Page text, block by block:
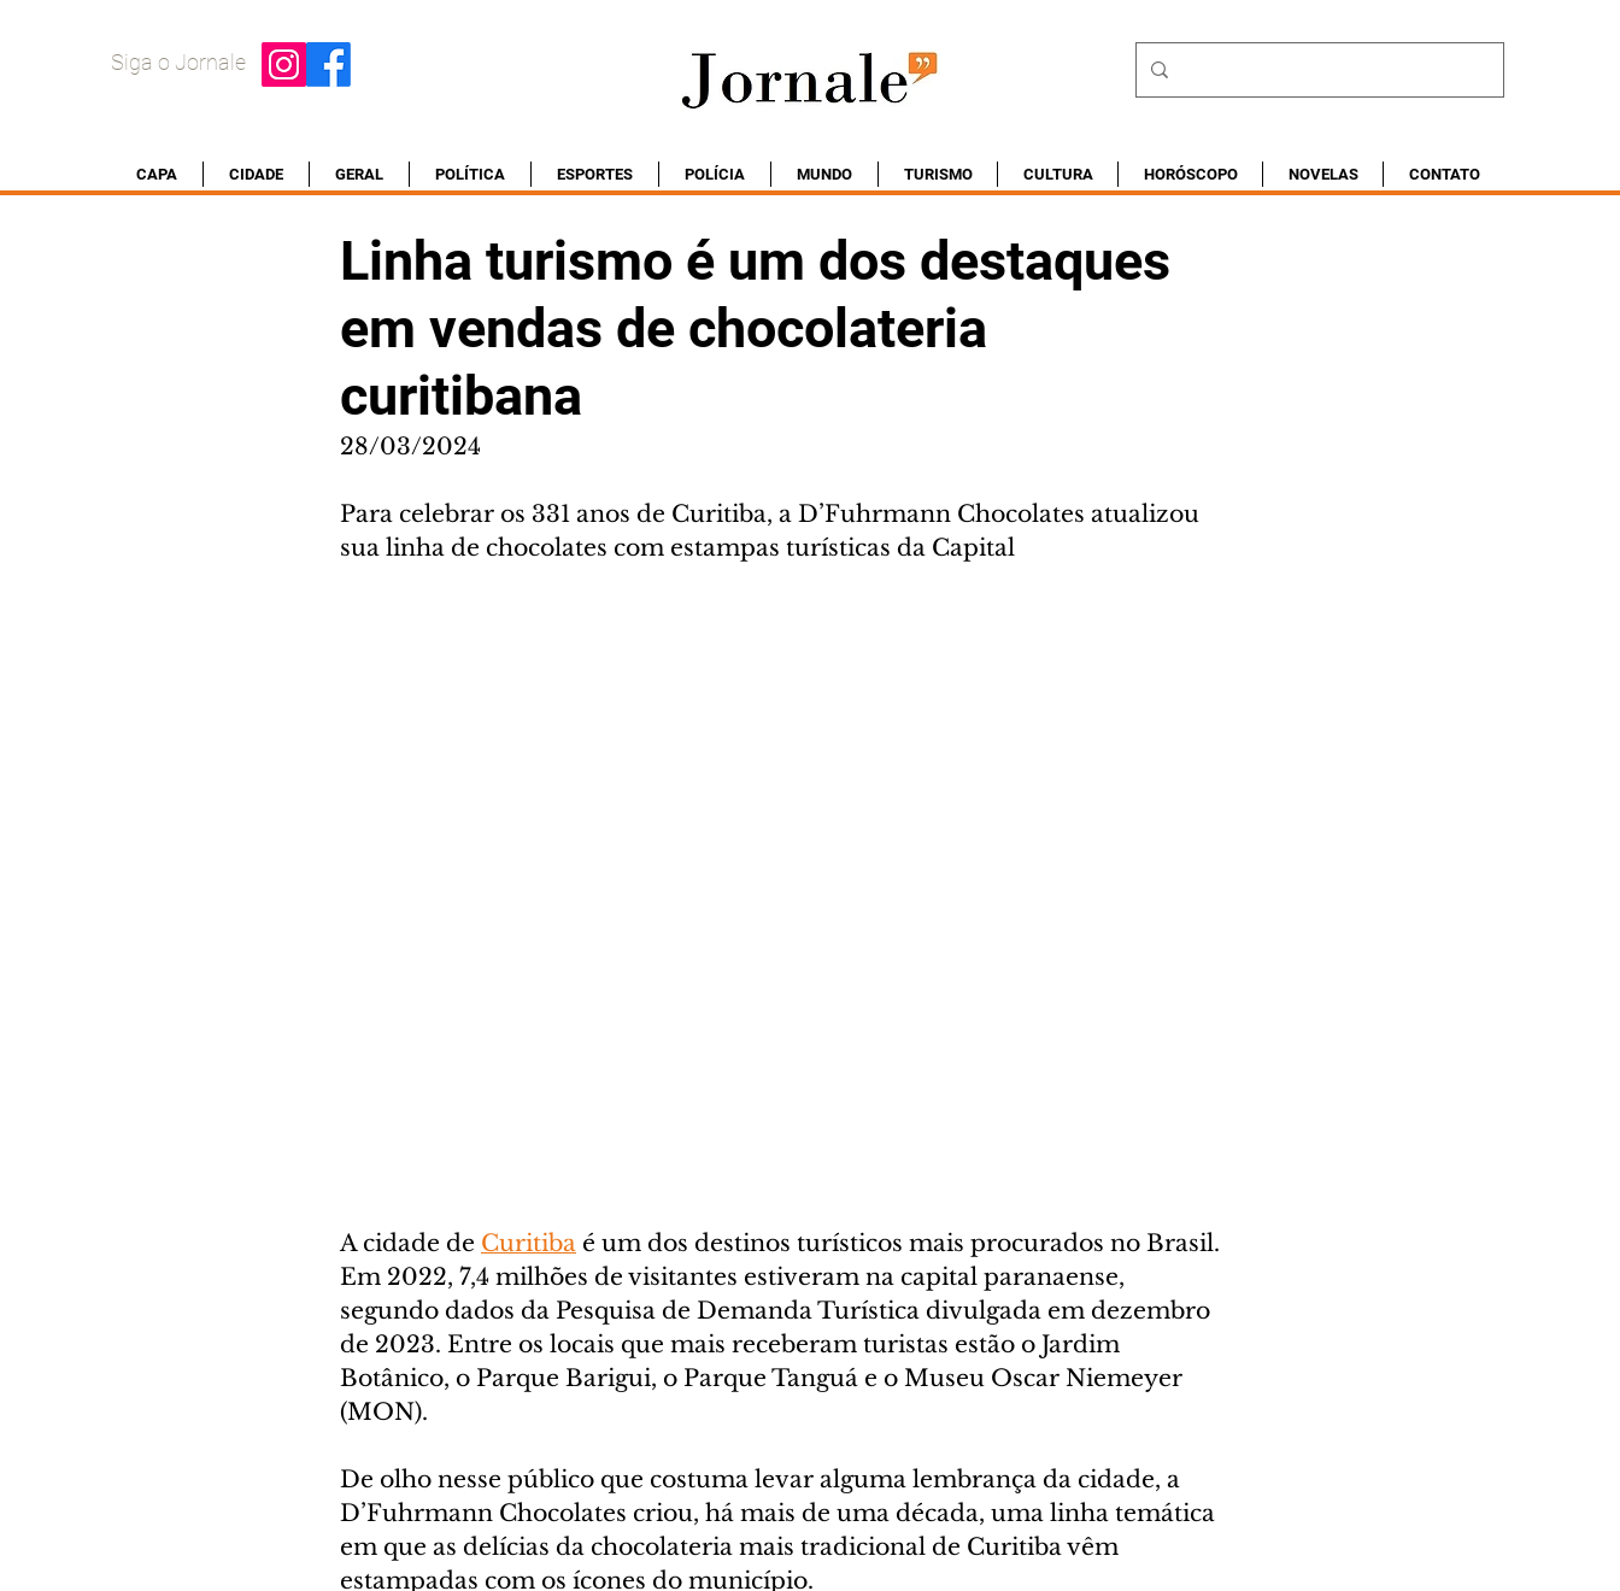
Siga o Jornale
CAPA CIDADE GERAL POLÍTICA ESPORTES POLÍCIA MUNDO TURISMO CULTURA HORÓSCOPO NOVELAS CONTATO
Linha turismo é um dos destaques
em vendas de chocolateria
curitibana
28/03/2024
Para celebrar os 331 anos de Curitiba, a D’Fuhrmann Chocolates atualizou
sua linha de chocolates com estampas turísticas da Capital
A cidade de Curitiba é um dos destinos turísticos mais procurados no Brasil.
Em 2022, 7,4 milhões de visitantes estiveram na capital paranaense,
segundo dados da Pesquisa de Demanda Turística divulgada em dezembro
de 2023. Entre os locais que mais receberam turistas estão o Jardim
Botânico, o Parque Barigui, o Parque Tanguá e o Museu Oscar Niemeyer
(MON).
De olho nesse público que costuma levar alguma lembrança da cidade, a
D’Fuhrmann Chocolates criou, há mais de uma década, uma linha temática
em que as delícias da chocolateria mais tradicional de Curitiba vêm
estampadas com os ícones do município.